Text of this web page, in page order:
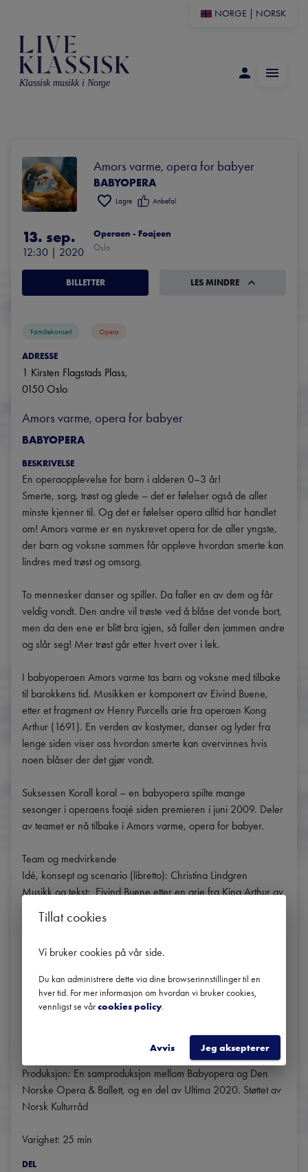
NORGE NORSK
Klassisk musikk i Norge
Amors varme, opera for babyer
BABYOPERA
Lagre Anbefal
13. sep.
12:30 | 2020
Operaen - Foajeen
Oslo
BILLETTER LES MINDRE
Familiekonsert Opera
ADRESSE
1 Kirsten Flagstads Plass,
0150 Oslo
Amors varme, opera for babyer
BABYOPERA
BESKRIVELSE
En operaopplevelse for barn i alderen 0–3 år!
Smerte, sorg, trøst og glede – det er følelser også de aller
minste kjenner til. Og det er følelser opera alltid har handlet
om! Amors varme er en nyskrevet opera for de aller yngste,
der barn og voksne sammen får oppleve hvordan smerte kan
lindres med trøst og omsorg.
To mennesker danser og spiller. Da faller en av dem og får
veldig vondt. Den andre vil trøste ved å blåse det vonde bort,
men da den ene er blitt bra igjen, så faller den jammen andre
og slår seg! Mer trøst går etter hvert over i lek.
I babyoperaen Amors varme tas barn og voksne med tilbake
til barokkens tid. Musikken er komponert av Eivind Buene,
etter et fragment av Henry Purcells arie fra operaen Kong
Arthur (1691). En verden av kostymer, danser og lyder fra
lenge siden viser oss hvordan smerte kan overvinnes hvis
noen blåser der det gjør vondt.
Suksessen Korall koral – en babyopera spilte mange
sesonger i operaens foajé siden premieren i juni 2009. Deler
av teamet er nå tilbake i Amors varme, opera for babyer.
Team og medvirkende
Idé, konsept og scenario (libretto): Christina Lindgren
Musikk og tekst:  Eivind Buene etter en arie fra King Arthur av
Henry Purcell og John Dryden
Scenografi: Tormod Lindgren
Kostyme: Christina Lindgren
Koreografi: Elizabeth Svarstad
Dramaturg: Svante Aulis Löwenborg
Produsent: Babyopera Camilla Svingen / Syv Mil
Produksjon: En samproduksjon mellom Babyopera og Den
Norske Opera & Ballett, og en del av Ultima 2020. Støttet av
Norsk Kulturråd
Varighet: 25 min
DEL
Tillat cookies
Vi bruker cookies på vår side.
Du kan administrere dette via dine browserinnstillinger til en
hver tid. For mer informasjon om hvordan vi bruker cookies,
vennligst se vårcookies policy.
Avvis Jeg aksepterer